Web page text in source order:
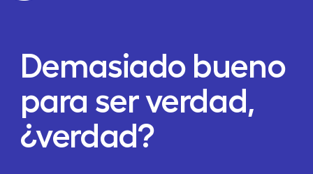
Demasiado bueno
para ser verdad,
¿verdad?